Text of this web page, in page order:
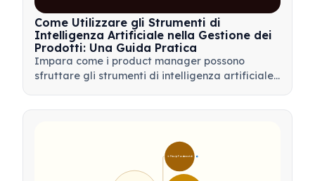
Come Utilizzare gli Strumenti di
Intelligenza Artificiale nella Gestione dei
Prodotti: Una Guida Pratica
Impara come i product manager possono
sfruttare gli strumenti di intelligenza artificiale
🎯 Principi Fondamentali